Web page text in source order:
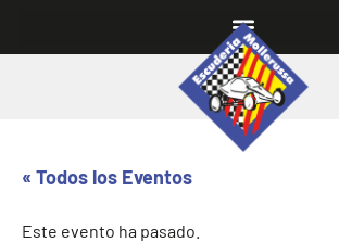
« Todos los Eventos
Este evento ha pasado.